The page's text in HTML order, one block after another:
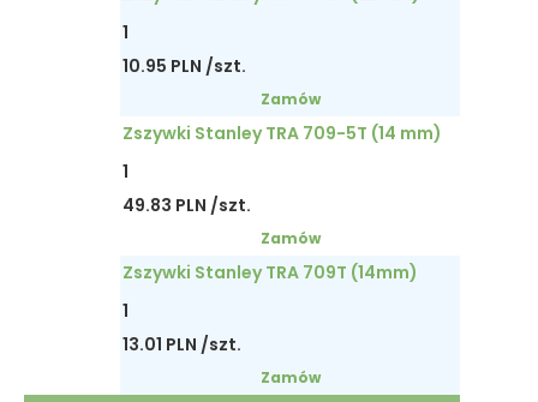
1
10.95 PLN /szt.
Zamów
Zszywki Stanley TRA 709-5T (14 mm)
1
49.83 PLN /szt.
Zamów
Zszywki Stanley TRA 709T (14mm)
1
13.01 PLN /szt.
Zamów